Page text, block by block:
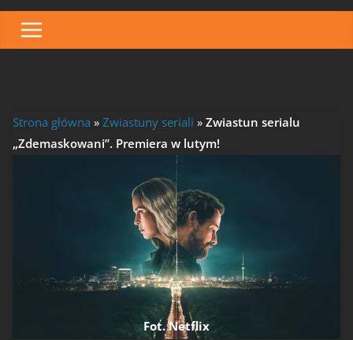
Strona główna » Zwiastuny seriali » Zwiastun serialu
„Zdemaskowani”. Premiera w lutym!
Fot. Netflix